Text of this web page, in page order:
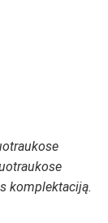
komplektaciją.